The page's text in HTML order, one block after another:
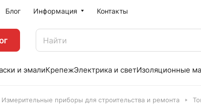
Блог Информация Контакты
и эмалиКрепежЭлектрика и светИзоляционные
Измерительные приборы для строительства и ремонта